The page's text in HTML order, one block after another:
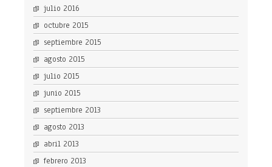
julio 2016
octubre 2015
septiembre 2015
agosto 2015
julio 2015
junio 2015
septiembre 2013
agosto 2013
abril 2013
febrero 2013